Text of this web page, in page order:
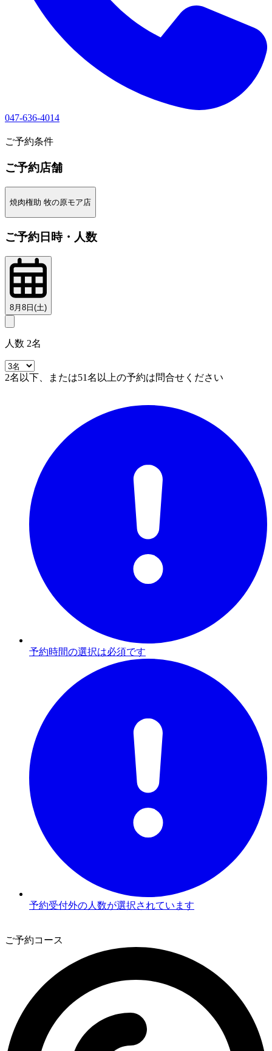
047-636-4014
ご予約条件
ご予約店舗
焼肉権助 牧の原モア店
ご予約日時・人数
8月8日(土)
人数 2名
2名以下、または51名以上の予約は問合せください
予約時間の選択は必須です
予約受付外の人数が選択されています
ご予約コース